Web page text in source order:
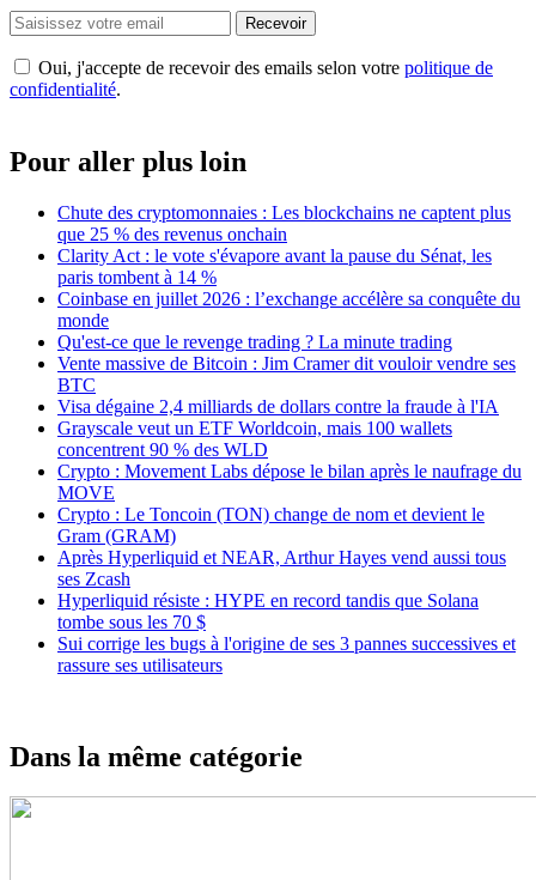
Recevoir
Oui, j'accepte de recevoir des emails selon votre politique de
confidentialité.
Pour aller plus loin
Chute des cryptomonnaies : Les blockchains ne captent plus
que 25 % des revenus onchain
Clarity Act : le vote s'évapore avant la pause du Sénat, les
paris tombent à 14 %
Coinbase en juillet 2026 : l’exchange accélère sa conquête du
monde
Qu'est-ce que le revenge trading ? La minute trading
Vente massive de Bitcoin : Jim Cramer dit vouloir vendre ses
BTC
Visa dégaine 2,4 milliards de dollars contre la fraude à l'IA
Grayscale veut un ETF Worldcoin, mais 100 wallets
concentrent 90 % des WLD
Crypto : Movement Labs dépose le bilan après le naufrage du
MOVE
Crypto : Le Toncoin (TON) change de nom et devient le
Gram (GRAM)
Après Hyperliquid et NEAR, Arthur Hayes vend aussi tous
ses Zcash
Hyperliquid résiste : HYPE en record tandis que Solana
tombe sous les 70 $
Sui corrige les bugs à l'origine de ses 3 pannes successives et
rassure ses utilisateurs
Dans la même catégorie